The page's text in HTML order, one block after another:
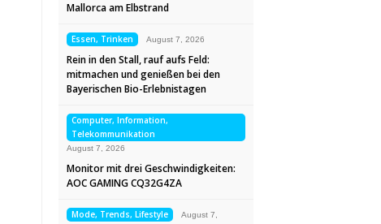
Mallorca am Elbstrand
Essen, Trinken August 7, 2026
Rein in den Stall, rauf aufs Feld:
mitmachen und genießen bei den
Bayerischen Bio-Erlebnistagen
Computer, Information,
Telekommunikation
August 7, 2026
Monitor mit drei Geschwindigkeiten:
AOC GAMING CQ32G4ZA
Mode, Trends, Lifestyle
August 7,